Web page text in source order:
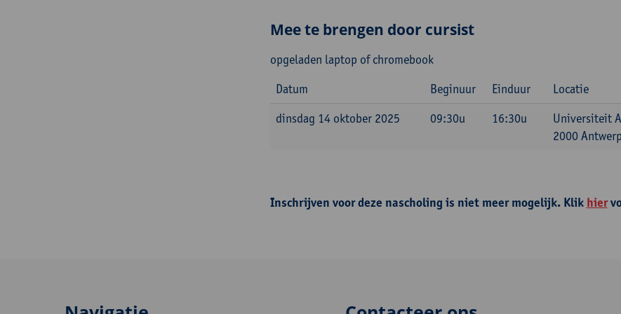
Mee te brengen door cursist
opgeladen laptop of chromebook
Datum
Beginuur Einduur
Locatie
dinsdag 14 oktober 2025
09:30u 16:30u
Universiteit
2000
Inschrijven voor deze nascholing is niet meer mogelijk. Klik hier